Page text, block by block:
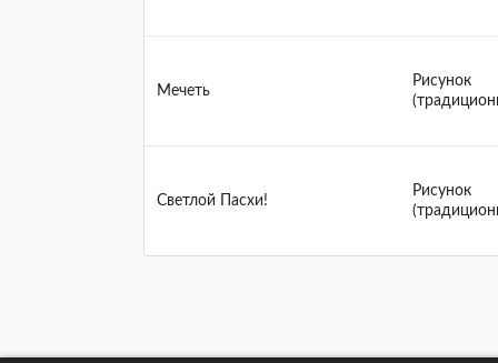
Мечеть
Рисунок
Светлой Пасхи!
Рисунок